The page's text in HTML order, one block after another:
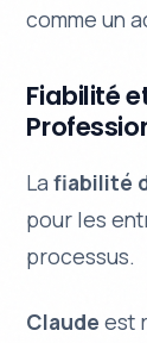
comme un
Fiabilité
Lafiabilité
pour les
processus.
Claude est